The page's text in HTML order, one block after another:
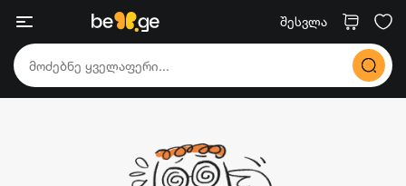
შესვლა